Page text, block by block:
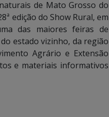
de Mato Grosso do
edição do Show Rural, em
das maiores feiras de
estado vizinho, da região
Agrário e Extensão
e materiais informativos